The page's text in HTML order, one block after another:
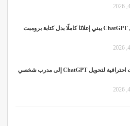
كيف تجعل ChatGPT يبني إعلانًا كاملًا بدل كتابة برومبت
8 برومبتات احترافية لتحويل ChatGPT إلى مدرب شخصي